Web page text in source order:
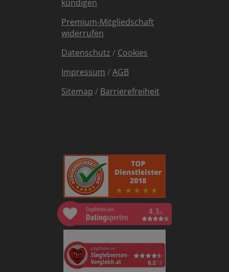
kündigen
Premium-Mitgliedschaft
widerrufen
Datenschutz / Cookies
Impressum /AGB
Sitemap / Barrierefreiheit